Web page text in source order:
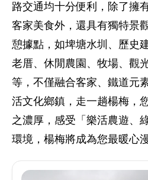
路交通均十分便利，除了擁有
客家美食外，還具有獨特景
憩據點，如埤塘水圳、歷史
老厝、休閒農園、牧場、觀
等，不僅融合客家、鐵道元
活文化鄉鎮，走一趟楊梅，
之濃厚，感受「樂活農遊、
環境，楊梅將成為您最暖心